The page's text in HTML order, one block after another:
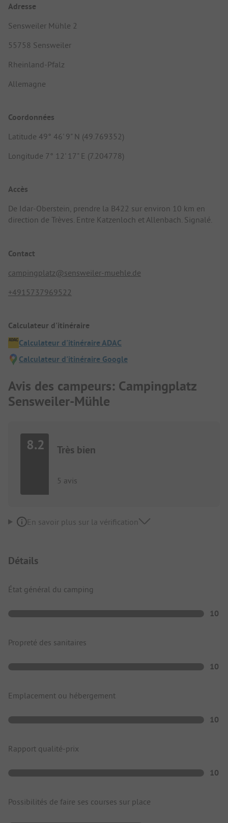
Adresse
Sensweiler Mühle 2
55758 Sensweiler
Rheinland-Pfalz
Allemagne
Coordonnées
Latitude 49° 46' 9" N (49.769352)
Longitude 7° 12' 17" E (7.204778)
Accès
De Idar-Oberstein, prendre la B422 sur environ 10 km en
direction de Trèves. Entre Katzenloch et Allenbach. Signalé.
Contact
campingplatz@sensweiler-muehle.de
+4915737969522
Calculateur d'itinéraire
Calculateur d'itinéraire ADAC
Calculateur d'itinéraire Google
Avis des campeurs: Campingplatz
Sensweiler-Mühle
8.2 Très bien
5 avis
En savoir plus sur la vérification
Détails
État général du camping
10
Propreté des sanitaires
10
Emplacement ou hébergement
10
Rapport qualité-prix
10
Possibilités de faire ses courses sur place